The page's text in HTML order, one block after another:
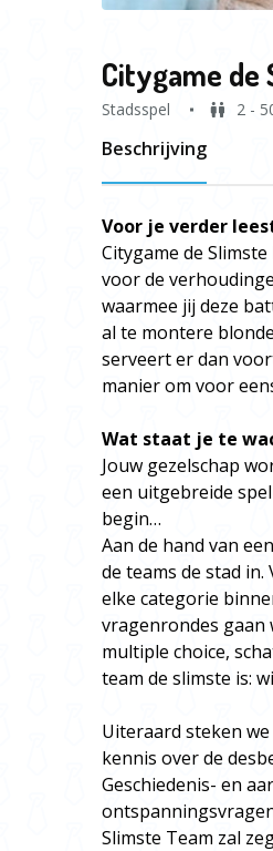
Citygame de
Stadsspel 2 -
Beschrijving
Voor je verder
Citygame de
voor de
waarmee jij deze
al te montere
serveert er dan
manier om voor
Wat staat je te
Jouw gezelschap
een uitgebreide
begin…
Aan de hand van
de teams de stad
elke categorie
vragenrondes gaan
multiple choice,
team de slimste is:
Uiteraard steken
kennis over de
Geschiedenis- en
Slimste Team zal